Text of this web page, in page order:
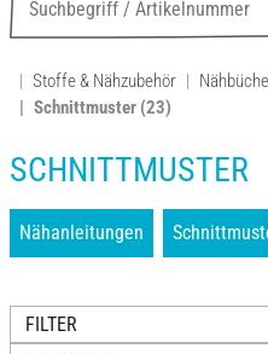
Stoffe & Nähzubehör
Schnittmuster (23)
SCHNITTMUSTER
Nähanleitungen
FILTER